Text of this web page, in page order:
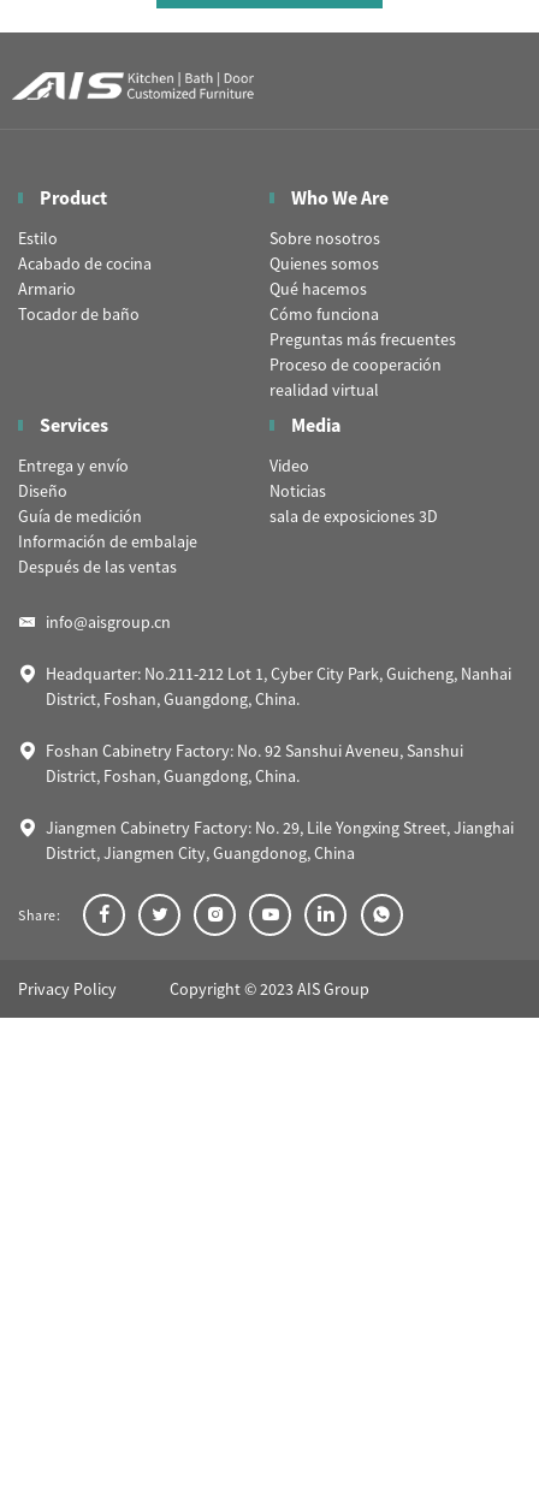
Product
Estilo
Acabado de cocina
Armario
Tocador de baño
Who We Are
Sobre nosotros
Quienes somos
Qué hacemos
Cómo funciona
Preguntas más frecuentes
Proceso de cooperación
realidad virtual
Services
Entrega y envío
Diseño
Guía de medición
Información de embalaje
Después de las ventas
Media
Video
Noticias
sala de exposiciones 3D
info@aisgroup.cn
Headquarter: No.211-212 Lot 1, Cyber City Park, Guicheng, Nanhai
District, Foshan, Guangdong, China.
Foshan Cabinetry Factory: No. 92 Sanshui Aveneu, Sanshui
District, Foshan, Guangdong, China.
Jiangmen Cabinetry Factory: No. 29, Lile Yongxing Street, Jianghai
District, Jiangmen City, Guangdonog, China
Share:
Privacy Policy Copyright © 2023 AIS Group